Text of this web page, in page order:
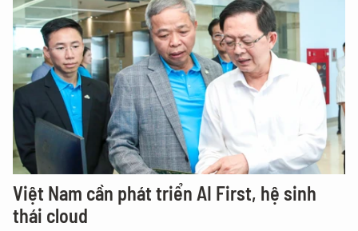
Việt Nam cần phát triển AI First, hệ sinh
thái cloud